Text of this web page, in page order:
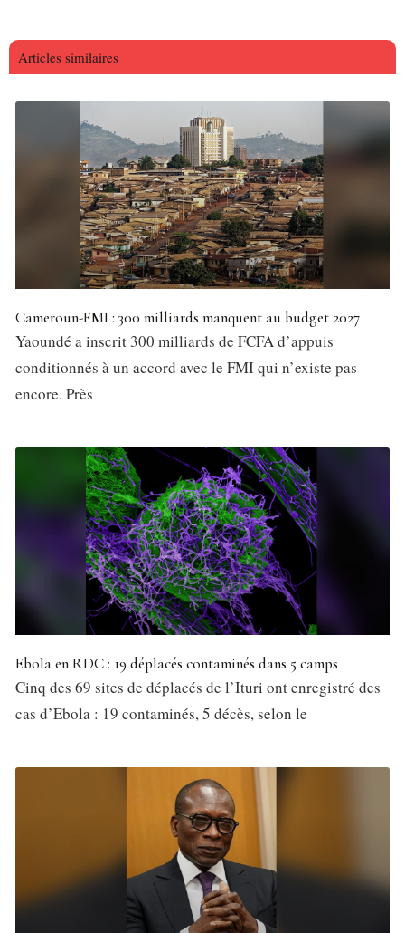
Articles similaires
Cameroun-FMI : 300 milliards manquent au budget 2027
Yaoundé a inscrit 300 milliards de FCFA d’appuis
conditionnés à un accord avec le FMI qui n’existe pas
encore. Près
Ebola en RDC : 19 déplacés contaminés dans 5 camps
Cinq des 69 sites de déplacés de l’Ituri ont enregistré des
cas d’Ebola : 19 contaminés, 5 décès, selon le